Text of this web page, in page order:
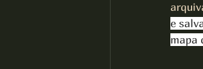
e
mapa